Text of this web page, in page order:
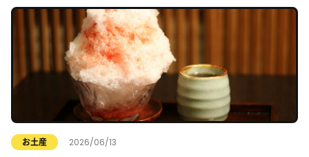
お土産 2026/06/13